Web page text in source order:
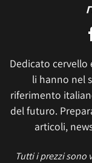
Dedicato
li hanno nel
riferimento
del futuro.
articoli,
Tutti i prezzi sono